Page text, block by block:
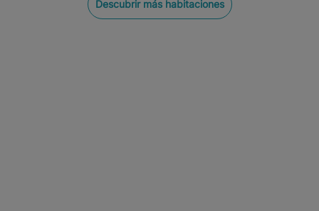
Descubrir más habitaciones